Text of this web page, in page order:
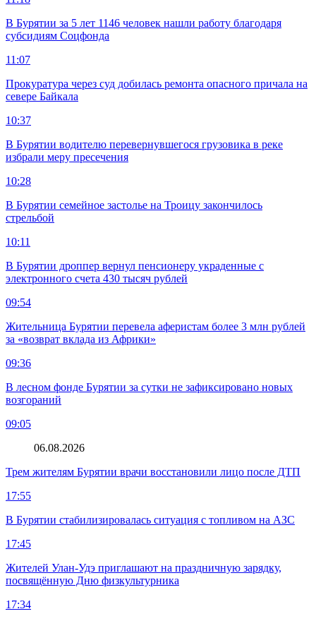
В Бурятии за 5 лет 1146 человек нашли работу благодаря
субсидиям Соцфонда
11:07
Прокуратура через суд добилась ремонта опасного причала на
севере Байкала
10:37
В Бурятии водителю перевернувшегося грузовика в реке
избрали меру пресечения
10:28
В Бурятии семейное застолье на Троицу закончилось
стрельбой
10:11
В Бурятии дроппер вернул пенсионеру украденные с
электронного счета 430 тысяч рублей
09:54
Жительница Бурятии перевела аферистам более 3 млн рублей
за «возврат вклада из Африки»
09:36
В лесном фонде Бурятии за сутки не зафиксировано новых
возгораний
09:05
06.08.2026
Трем жителям Бурятии врачи восстановили лицо после ДТП
17:55
В Бурятии стабилизировалась ситуация с топливом на АЗС
17:45
Жителей Улан-Удэ приглашают на праздничную зарядку,
посвящённую Дню физкультурника
17:34